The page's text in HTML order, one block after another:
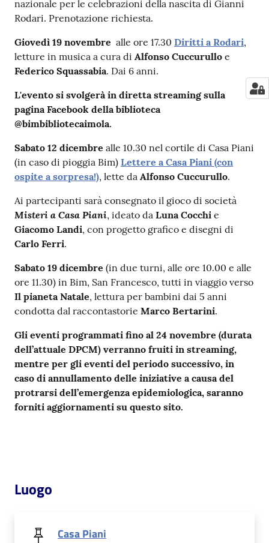
nazionale per le celebrazioni della nascita di Gianni
Rodari. Prenotazione richiesta.
Giovedì 19 novembre alle ore 17.30 Diritti a Rodari,
letture in musica a cura di Alfonso Cuccurullo e
Federico Squassabia. Dai 6 anni.
L'evento si svolgerà in diretta streaming sulla
pagina Facebook della biblioteca
@bimbibliotecaimola.
Sabato 12 dicembre alle 10.30 nel cortile di Casa Piani
(in caso di pioggia Bim) Lettere a Casa Piani (con
ospite a sorpresa!), lette da Alfonso Cuccurullo.
Ai partecipanti sarà consegnato il gioco di società
Misteri a Casa Piani, ideato da Luna Cocchi e
Giacomo Landi, con progetto grafico e disegni di
Carlo Ferri.
Sabato 19 dicembre (in due turni, alle ore 10.00 e alle
ore 11.30) in Bim, San Francesco, tutti in viaggio verso
Il pianeta Natale, lettura per bambini dai 5 anni
condotta dal raccontastorie Marco Bertarini.
Gli eventi programmati fino al 24 novembre (durata
dell’attuale DPCM) verranno fruiti in streaming,
mentre per gli eventi del periodo successivo, in
caso di annullamento delle iniziative a causa del
protrarsi dell’emergenza epidemiologica, saranno
forniti aggiornamenti su questo sito.
Luogo
Casa Piani